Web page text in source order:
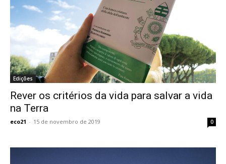
Edições
Rever os critérios da vida para salvar a vida
na Terra
eco21 - 15 de novembro de 2019 0